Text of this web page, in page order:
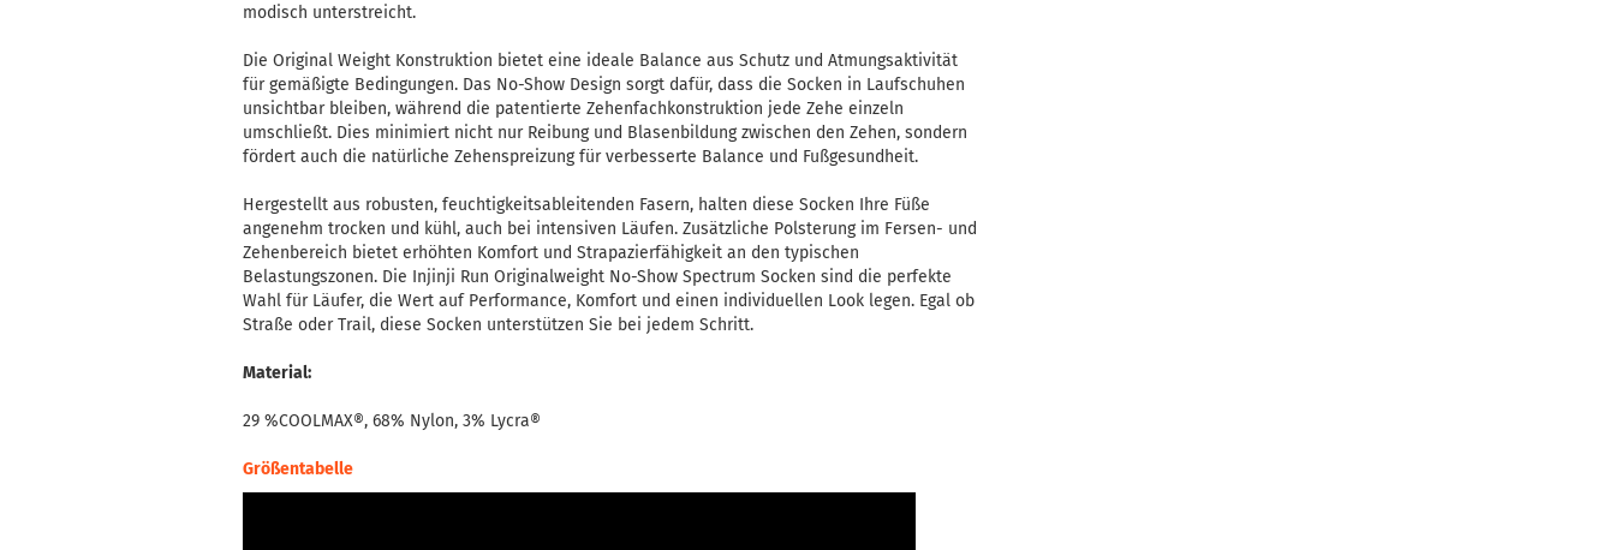
modisch unterstreicht.
Die Original Weight Konstruktion bietet eine ideale Balance aus Schutz und Atmungsaktivität
für gemäßigte Bedingungen. Das No-Show Design sorgt dafür, dass die Socken in Laufschuhen
unsichtbar bleiben, während die patentierte Zehenfachkonstruktion jede Zehe einzeln
umschließt. Dies minimiert nicht nur Reibung und Blasenbildung zwischen den Zehen, sondern
fördert auch die natürliche Zehenspreizung für verbesserte Balance und Fußgesundheit.
Hergestellt aus robusten, feuchtigkeitsableitenden Fasern, halten diese Socken Ihre Füße
angenehm trocken und kühl, auch bei intensiven Läufen. Zusätzliche Polsterung im Fersen- und
Zehenbereich bietet erhöhten Komfort und Strapazierfähigkeit an den typischen
Belastungszonen. Die Injinji Run Originalweight No-Show Spectrum Socken sind die perfekte
Wahl für Läufer, die Wert auf Performance, Komfort und einen individuellen Look legen. Egal ob
Straße oder Trail, diese Socken unterstützen Sie bei jedem Schritt.
Material:
29 %COOLMAX®, 68% Nylon, 3% Lycra®
Größentabelle